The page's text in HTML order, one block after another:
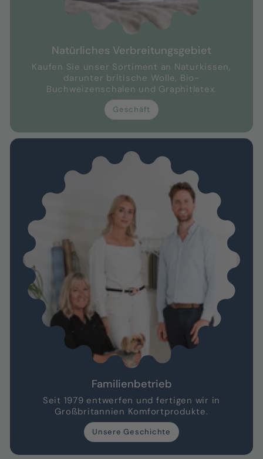
Natürliches Verbreitungsgebiet
Kaufen Sie unser Sortiment an Naturkissen,
darunter britische Wolle, Bio-
Buchweizenschalen und Graphitlatex.
Geschäft
Familienbetrieb
Seit 1979 entwerfen und fertigen wir in
Großbritannien Komfortprodukte.
Unsere Geschichte